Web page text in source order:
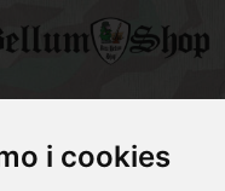
i cookies
Felddivision splinter